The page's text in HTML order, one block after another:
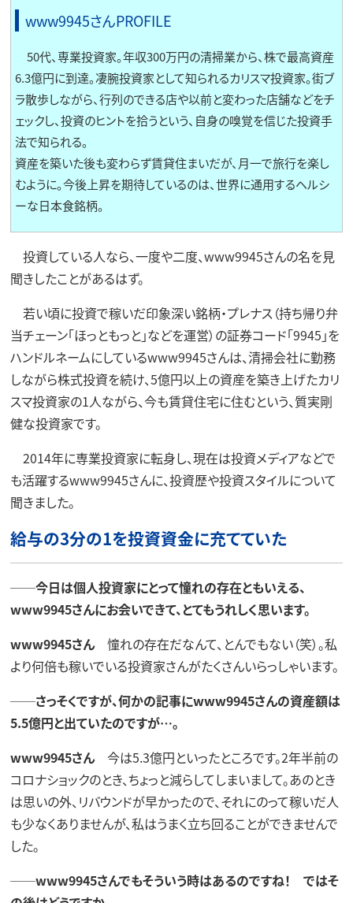
www9945さんPROFILE
50代、専業投資家。年収300万円の清掃業から、株で最高資産
6.3億円に到達。凄腕投資家として知られるカリスマ投資家。街ブ
ラ散歩しながら、行列のできる店や以前と変わった店舗などをチ
ェックし、投資のヒントを拾うという、自身の嗅覚を信じた投資手
法で知られる。
資産を築いた後も変わらず賃貸住まいだが、月一で旅行を楽し
むように。今後上昇を期待しているのは、世界に通用するヘルシ
ーな日本食銘柄。
投資している人なら、一度や二度、www9945さんの名を見
聞きしたことがあるはず。
若い頃に投資で稼いだ印象深い銘柄・プレナス（持ち帰り弁
当チェーン「ほっともっと」などを運営）の証券コード「9945」を
ハンドルネームにしているwww9945さんは、清掃会社に勤務
しながら株式投資を続け、5億円以上の資産を築き上げたカリ
スマ投資家の1人ながら、今も賃貸住宅に住むという、質実剛
健な投資家です。
2014年に専業投資家に転身し、現在は投資メディアなどで
も活躍するwww9945さんに、投資歴や投資スタイルについて
聞きました。
給与の3分の1を投資資金に充てていた
──今日は個人投資家にとって憧れの存在ともいえる、
www9945さんにお会いできて、とてもうれしく思います。
www9945さん憧れの存在だなんて、とんでもない（笑）。私
より何倍も稼いでいる投資家さんがたくさんいらっしゃいます。
──さっそくですが、何かの記事にwww9945さんの資産額は
5.5億円と出ていたのですが…。
www9945さん今は5.3億円といったところです。2年半前の
コロナショックのとき、ちょっと減らしてしまいまして。あのとき
は思いの外、リバウンドが早かったので、それにのって稼いだ人
も少なくありませんが、私はうまく立ち回ることができませんで
した。
──www9945さんでもそういう時はあるのですね！ ではそ